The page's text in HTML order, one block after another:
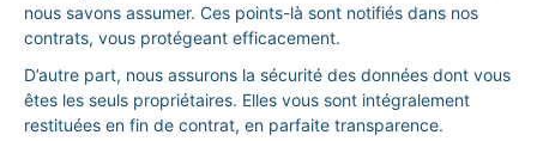
nous savons assumer. Ces points-là sont notifiés dans nos
contrats, vous protégeant efficacement.
D’autre part, nous assurons la sécurité des données dont vous
êtes les seuls propriétaires. Elles vous sont intégralement
restituées en fin de contrat, en parfaite transparence.